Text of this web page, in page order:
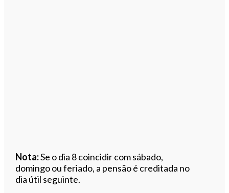
Nota:Se o dia 8 coincidir com sábado,
domingo ou feriado, a pensão é creditada no
dia útil seguinte.